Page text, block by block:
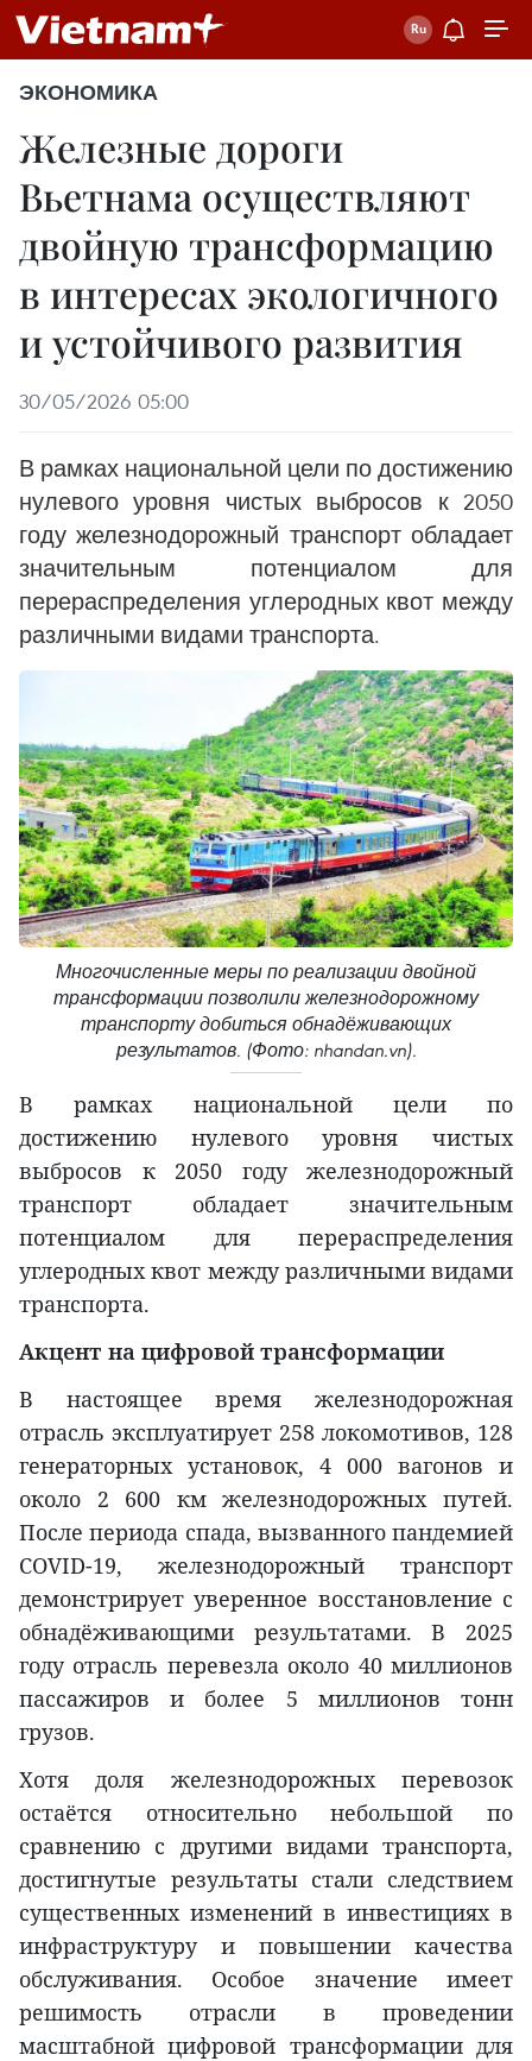
ЭКОНОМИКА
Железные дороги
Вьетнама осуществляют
двойную трансформацию
в интересах экологичного
и устойчивого развития
30/05/2026 05:00
В рамках национальной цели по достижению
нулевого уровня чистых выбросов к 2050
году железнодорожный транспорт обладает
значительным потенциалом для
перераспределения углеродных квот между
различными видами транспорта.
Многочисленные меры по реализации двойной
трансформации позволили железнодорожному
транспорту добиться обнадёживающих
результатов. (Фото: nhandan.vn).
В рамках национальной цели по
достижению нулевого уровня чистых
выбросов к 2050 году железнодорожный
транспорт обладает значительным
потенциалом для перераспределения
углеродных квот между различными видами
транспорта.
Акцент на цифровой трансформации
В настоящее время железнодорожная
отрасль эксплуатирует 258 локомотивов, 128
генераторных установок, 4 000 вагонов и
около 2 600 км железнодорожных путей.
После периода спада, вызванного пандемией
COVID-19, железнодорожный транспорт
демонстрирует уверенное восстановление с
обнадёживающими результатами. В 2025
году отрасль перевезла около 40 миллионов
пассажиров и более 5 миллионов тонн
грузов.
Хотя доля железнодорожных перевозок
остаётся относительно небольшой по
сравнению с другими видами транспорта,
достигнутые результаты стали следствием
существенных изменений в инвестициях в
инфраструктуру и повышении качества
обслуживания. Особое значение имеет
решимость отрасли в проведении
масштабной цифровой трансформации для